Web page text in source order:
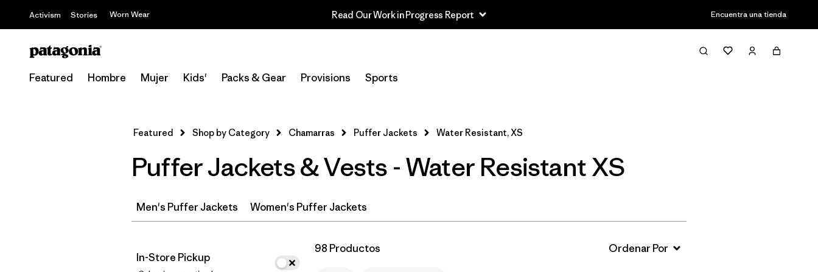
Activism Stories Worn Wear Read Our Work in Progress Report Encuentra una tienda
Featured Hombre Mujer Kids' Packs & Gear Provisions Sports
Filter & Sort
Selecciona una tienda
Filtrar por
Product Family
Filtrar por
Price
Filtrar por
Size 1
Featured Shop by Category Chamarras Puffer Jackets Water Resistant, XS
Puffer Jackets & Vests - Water Resistant XS
Men's Puffer Jackets Women's Puffer Jackets
In-Store Pickup
98 Productos